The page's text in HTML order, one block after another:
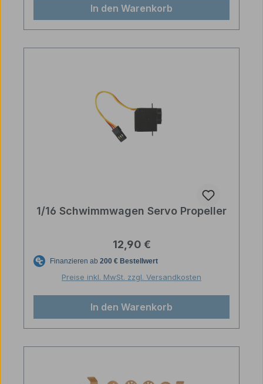
In den Warenkorb
1/16 Schwimmwagen Servo Propeller
Regulärer Preis:
12,90 €
Preise inkl. MwSt. zzgl. Versandkosten
In den Warenkorb